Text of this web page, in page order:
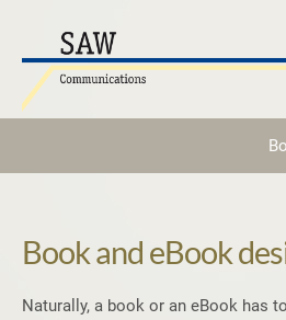
Book and eBook
Naturally, a book or an eBook has